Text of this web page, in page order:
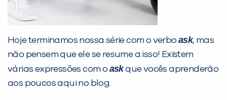
Hoje terminamos nossa série com o verbo ask, mas
não pensem que ele se resume a isso! Existem
várias expressões com o askque vocês aprenderão
aos poucos aqui no blog.